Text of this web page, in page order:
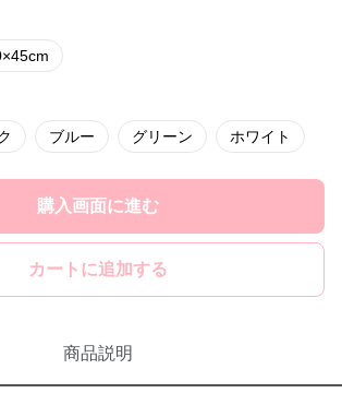
ブルー グリーン ホワイト
購入画面に進む
カートに追加する
商品説明